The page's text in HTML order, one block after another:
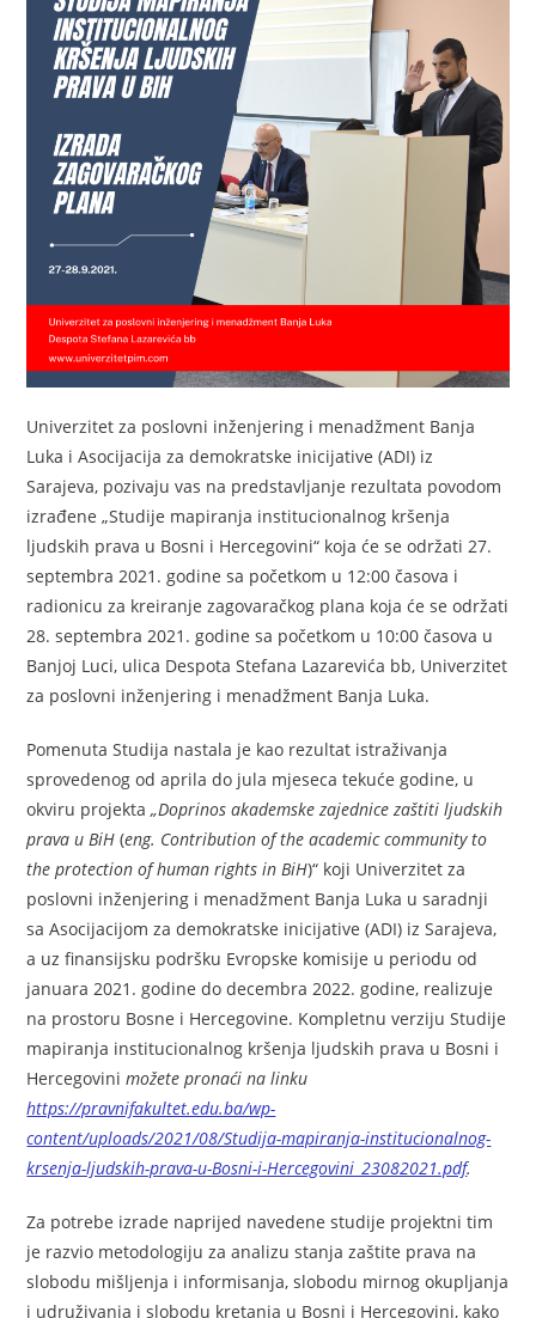
Univerzitet za poslovni inženjering i menadžment Banja
Luka i Asocijacija za demokratske inicijative (ADI) iz
Sarajeva, pozivaju vas na predstavljanje rezultata povodom
izrađene „Studije mapiranja institucionalnog kršenja
ljudskih prava u Bosni i Hercegovini“ koja će se održati 27.
septembra 2021. godine sa početkom u 12:00 časova i
radionicu za kreiranje zagovaračkog plana koja će se održati
28. septembra 2021. godine sa početkom u 10:00 časova u
Banjoj Luci, ulica Despota Stefana Lazarevića bb, Univerzitet
za poslovni inženjering i menadžment Banja Luka.
Pomenuta Studija nastala je kao rezultat istraživanja
sprovedenog od aprila do jula mjeseca tekuće godine, u
okviru projekta„Doprinos akademske zajednice zaštiti ljudskih
prava u BiH(eng. Contribution of the academic community to
the protection of human rights in BiH)“ koji Univerzitet za
poslovni inženjering i menadžment Banja Luka u saradnji
sa Asocijacijom za demokratske inicijative (ADI) iz Sarajeva,
a uz finansijsku podršku Evropske komisije u periodu od
januara 2021. godine do decembra 2022. godine, realizuje
na prostoru Bosne i Hercegovine. Kompletnu verziju Studije
mapiranja institucionalnog kršenja ljudskih prava u Bosni i
Hercegovinimožete pronaći nalinku
https://pravnifakultet.edu.ba/wp-
content/uploads/2021/08/Studija-mapiranja-institucionalnog-
krsenja-ljudskih-prava-u-Bosni-i-Hercegovini_23082021.pdf.
Za potrebe izrade naprijed navedene studije projektni tim
je razvio metodologiju za analizu stanja zaštite prava na
slobodu mišljenja i informisanja, slobodu mirnog okupljanja
i udruživanja i slobodu kretanja u Bosni i Hercegovini, kako